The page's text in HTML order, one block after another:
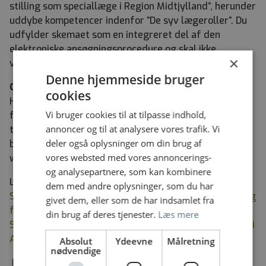
stilling som speciallæge i Region Midtjylland”, herunder
uddybe kompetencer indenfor ”De syv lægeroller”. Du
udfylder skemaet som en integreret del af den
elektroniske ansøgningsprocedure og skal ikke
vedhæfte det særskilt.
Om stillingen
Hvis du ansættes som speciallæge eller overlæge på
fuld tid vil du som udgangspunkt indgå i
tilstedeværelsesvagt med efterfølgende
beredskabsvagt med 5 hverdagsvagter og 2
weekendvagter på 20 uger.
Læs mere om stillingen i:
Stillings- og funktionsbeskrivelse speciallæge Afdeling
for Psykoser, AUH
Stillings- og funktionsbeskrivelse for klinisk overlæge i
Afdeling for Psykoser
Har du lyst til at høre mere om afdelingen og
×
Denne hjemmeside bruger
cookies
Vi bruger cookies til at tilpasse indhold,
annoncer og til at analysere vores trafik. Vi
deler også oplysninger om din brug af
vores websted med vores annoncerings-
og analysepartnere, som kan kombinere
dem med andre oplysninger, som du har
givet dem, eller som de har indsamlet fra
din brug af deres tjenester. Læs mere
Absolut
nødvendige
Ydeevne Målretning